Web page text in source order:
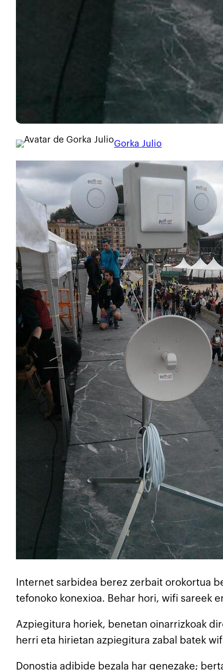
Gorka Julio
nternet sarbidea berez zerbait orokortua
tefonoko konexioa. Behar hori, wifi sareek
Azpiegitura horiek, benetan oinarrizkoak
herri eta hirietan azpiegitura zabal batek
Donostia adibide bezala har genezake;